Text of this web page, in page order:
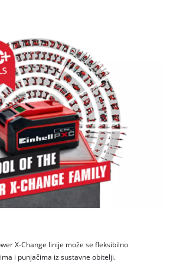
X-Change linije može se fleksibilno
i punjačima iz sustavne obitelji.